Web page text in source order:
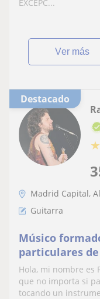
EXCEPC...
ver más
Destacado
★
Madrid Capital,
Guitarra
Músico
particulares
acústica y
Hola, mi nombre es
que no importa si
tocando un